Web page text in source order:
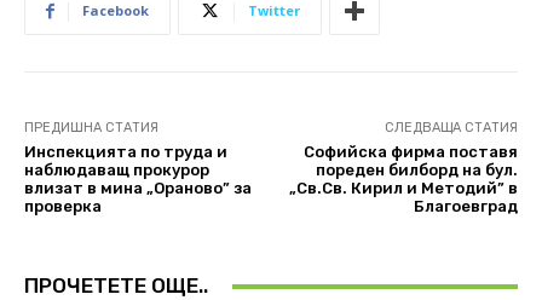
Facebook Twitter
ПРЕДИШНА СТАТИЯ
Инспекцията по труда и
наблюдаващ прокурор
влизат в мина „Ораново” за
проверка
СЛЕДВАЩА СТАТИЯ
Софийска фирма поставя
пореден билборд на бул.
„Св.Св. Кирил и Методий” в
Благоевград
ПРОЧЕТЕТЕ ОЩЕ..